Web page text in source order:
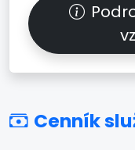
Cenník